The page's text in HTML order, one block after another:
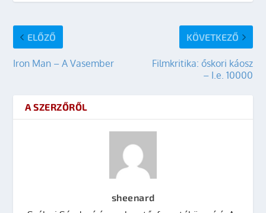
ELŐZŐ
Iron Man – A Vasember
KÖVETKEZŐ
Filmkritika: őskori káosz
– I.e. 10000
A SZERZŐRŐL
sheenard